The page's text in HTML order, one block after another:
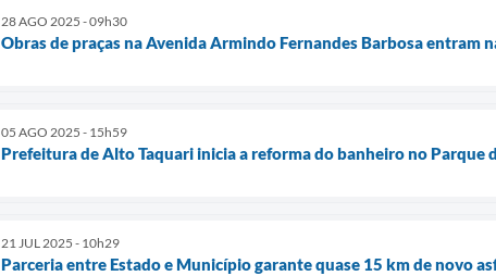
28 AGO 2025 - 09h30
Obras de praças na Avenida Armindo Fernandes Barbosa entram
05 AGO 2025 - 15h59
Prefeitura de Alto Taquari inicia a reforma do banheiro no Parque
21 JUL 2025 - 10h29
Parceria entre Estado e Município garante quase 15 km de novo